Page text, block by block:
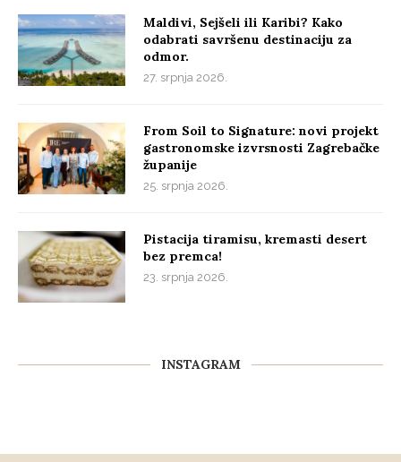
Maldivi, Sejšeli ili Karibi? Kako
odabrati savršenu destinaciju za
odmor.
27. srpnja 2026.
From Soil to Signature: novi projekt
gastronomske izvrsnosti Zagrebačke
županije
25. srpnja 2026.
Pistacija tiramisu, kremasti desert
bez premca!
23. srpnja 2026.
INSTAGRAM